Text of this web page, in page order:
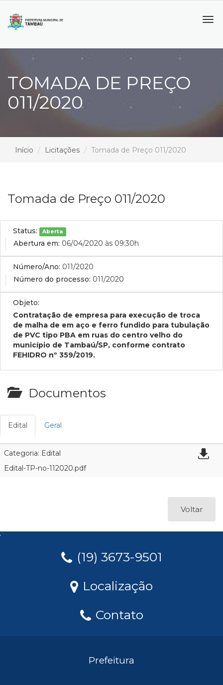
TOMADA DE PREÇO
011/2020
Início Licitações Tomada de Preço 011/2020
Tomada de Preço 011/2020
Status: Aberta
Abertura em: 06/04/2020 às 09:30h
Número/Ano: 011/2020
Número do processo: 011/2020
Objeto:
Contratação de empresa para execução de troca
de malha de em aço e ferro fundido para tubulação
de PVC tipo PBA em ruas do centro velho do
município de Tambaú/SP, conforme contrato
FEHIDRO nº 359/2019.
Documentos
Edital Geral
Categoria: Edital
Edital-TP-no-112020.pdf
Voltar
(19) 3673-9501
Localização
Contato
Prefeitura